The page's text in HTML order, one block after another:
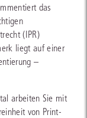
das
(IPR)
liegt auf einer
–
arbeiten Sie mit
von Print-